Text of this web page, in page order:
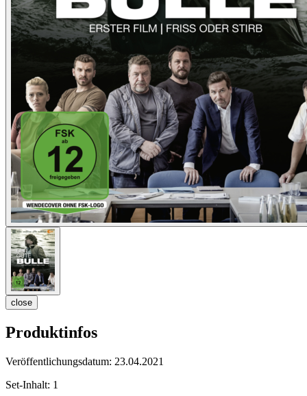
close
Produktinfos
Veröffentlichungsdatum: 23.04.2021
Set-Inhalt: 1